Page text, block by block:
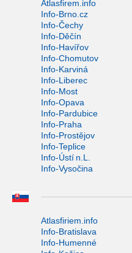
Atlasfirem.info
Info-Brno.cz
Info-Čechy
Info-Děčín
Info-Havířov
Info-Chomutov
Info-Karviná
Info-Liberec
Info-Most
Info-Opava
Info-Pardubice
Info-Praha
Info-Prostějov
Info-Teplice
Info-Ústí n.L.
Info-Vysočina
Atlasfiriem.info
Info-Bratislava
Info-Humenné